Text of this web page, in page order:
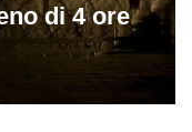
di 4 ore